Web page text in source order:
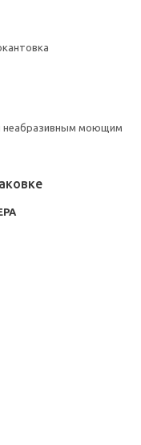
неабразивным моющим